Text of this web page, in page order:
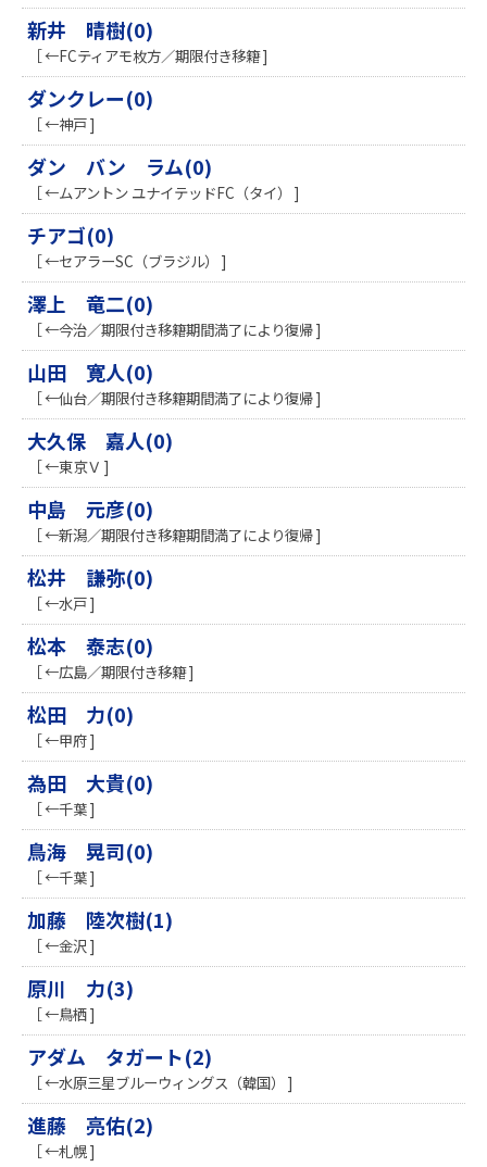
新井 晴樹(0)
［ ←FCティアモ枚方／期限付き移籍 ]
ダンクレー(0)
［ ←神戸 ]
ダン バン ラム(0)
［ ←ムアントン ユナイテッドFC（タイ） ]
チアゴ(0)
［ ←セアラーSC（ブラジル） ]
澤上 竜二(0)
［ ←今治／期限付き移籍期間満了により復帰 ]
山田 寛人(0)
［ ←仙台／期限付き移籍期間満了により復帰 ]
大久保 嘉人(0)
［ ←東京Ｖ ]
中島 元彦(0)
［ ←新潟／期限付き移籍期間満了により復帰 ]
松井 謙弥(0)
［ ←水戸 ]
松本 泰志(0)
［ ←広島／期限付き移籍 ]
松田 力(0)
［ ←甲府 ]
為田 大貴(0)
［ ←千葉 ]
鳥海 晃司(0)
［ ←千葉 ]
加藤 陸次樹(1)
［ ←金沢 ]
原川 力(3)
［ ←鳥栖 ]
アダム タガート(2)
［ ←水原三星ブルーウィングス（韓国） ]
進藤 亮佑(2)
［ ←札幌 ]